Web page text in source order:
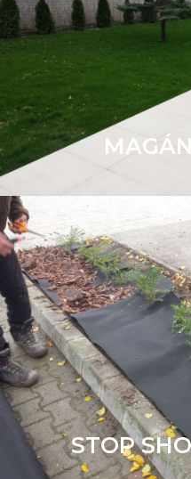
STOP